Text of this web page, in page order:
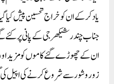
یاد کرکے ان کو خراج تحسین پیش
جناب چندر شیکھر جی کے پانی پر
ان کے چھوڑے گئے کاموں کو مزید
زور وشور سے شروع کرنے کی اپیل کی